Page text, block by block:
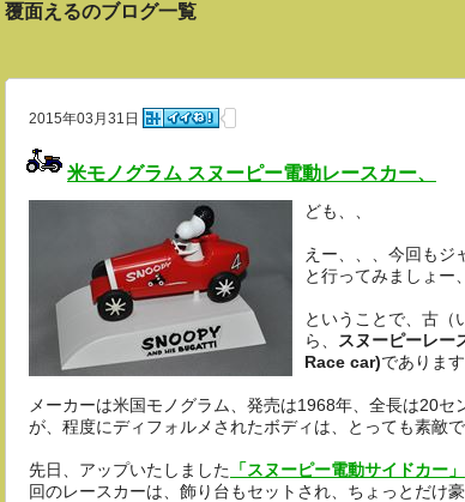
覆面えるのブログ一覧
2015年03月31日
米モノグラム スヌーピー電動レースカー、
ども、、
えー、、、今回もジ
と行ってみましょー
ということで、古（
ら、
スヌーピーレ
Race car)であります
メーカーは米国モノグラム、発売は1968年、全長は20セ
が、程度にディフォルメされたボディは、とっても素敵
先日、アップいたしました 「スヌーピー電動サイドカー」
回のレースカーは、飾り台もセットされ、ちょっとだけ